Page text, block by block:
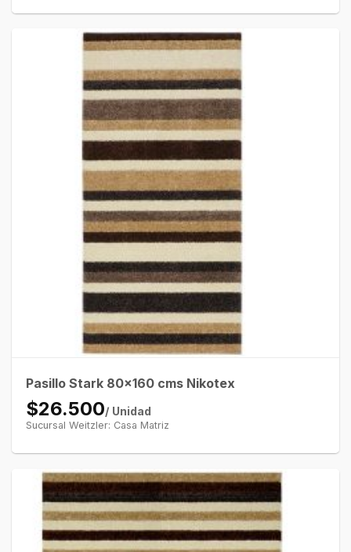
Pasillo Stark 80×160 cms Nikotex
$26.500/ Unidad
Sucursal Weitzler: Casa Matriz